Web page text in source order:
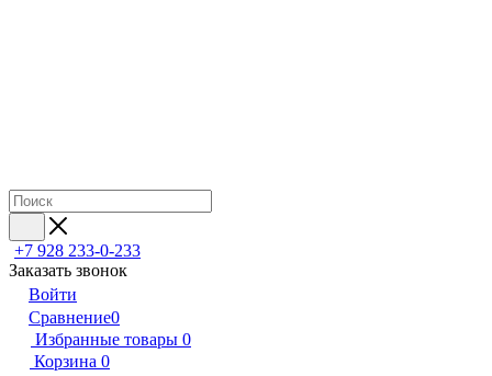
+7 928 233-0-233
Заказать звонок
Войти
Сравнение0
Избранные товары 0
Корзина 0